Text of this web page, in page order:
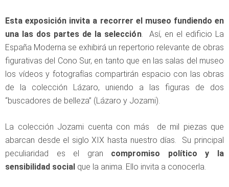
Esta exposición invita a recorrer el museo fundiendo en
una las dos partes de la selección. Así, en el edificio La
España Moderna se exhibirá un repertorio relevante de obras
figurativas del Cono Sur, en tanto que en las salas del museo
los vídeos y fotografías compartirán espacio con las obras
de la colección Lázaro, uniendo a las figuras de dos
“buscadores de belleza” (Lázaro y Jozami).
La colección Jozami cuenta con más de mil piezas que
abarcan desde el siglo XIX hasta nuestro días. Su principal
peculiaridad es el gran compromiso político y la
sensibilidad social que la anima. Ello invita a conocerla.